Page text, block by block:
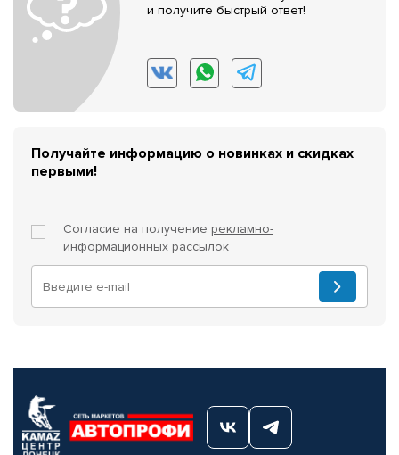
и получите быстрый ответ!
Получайте информацию о новинках и скидках
первыми!
Согласие на получение рекламно-
информационных рассылок